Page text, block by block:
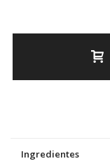
Ingredientes